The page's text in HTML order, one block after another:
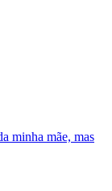
minha mãe, mas